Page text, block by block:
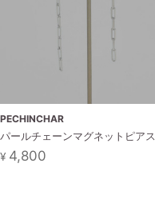
PECHINCHAR
パールチェーンマグネットピアス
¥4,800